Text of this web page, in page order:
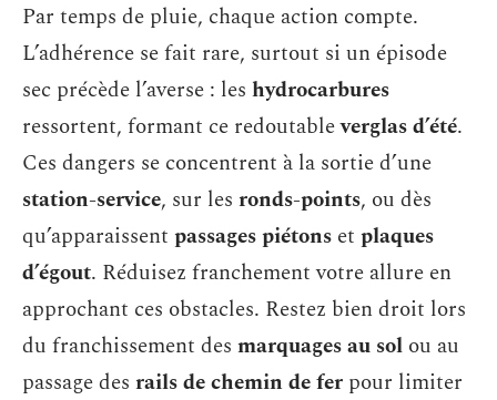
Par temps de pluie, chaque action compte.
L’adhérence se fait rare, surtout si un épisode
sec précède l’averse : les hydrocarbures
ressortent, formant ce redoutableverglas d’été.
Ces dangers se concentrent à la sortie d’une
station-service, sur les ronds-points, ou dès
qu’apparaissent passages piétons et plaques
d’égout. Réduisez franchement votre allure en
approchant ces obstacles. Restez bien droit lors
du franchissement des marquages au sol ou au
passage des rails de chemin de fer pour limiter